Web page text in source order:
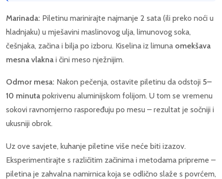
Marinada: Piletinu marinirajte najmanje 2 sata (ili preko noći u
hladnjaku) u mješavini maslinovog ulja, limunovog soka,
češnjaka, začina i bilja po izboru. Kiselina iz limuna omekšava
mesna vlakna i čini meso nježnijim.
Odmor mesa: Nakon pečenja, ostavite piletinu da odstoji 5–
10 minuta pokrivenu aluminijskom folijom. U tom se vremenu
sokovi ravnomjerno raspoređuju po mesu – rezultat je sočniji i
ukusniji obrok.
Uz ove savjete, kuhanje piletine više neće biti izazov.
Eksperimentirajte s različitim začinima i metodama pripreme –
piletina je zahvalna namirnica koja se odlično slaže s povrćem,